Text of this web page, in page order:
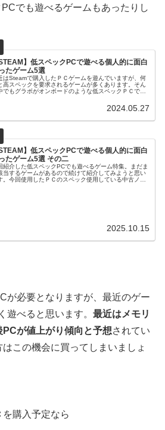
でも遊べるゲームもあったりし
STEAM】低スペックPCで遊べる個人的に面白
たゲーム5選
はSteamで購入したＰＣゲームを遊んでいますが、何
高スペックを要求されるゲームが多くあります。そん
でもグラボがオンボードのような低スペックＰＣでも
2024.05.27
STEAM】低スペックPCで遊べる個人的に面白
たゲーム5選 その二
紹介した低スペックPCでも遊べるゲーム特集。まだま
当するゲームがあるので続けて紹介してみようと思い
。今回使用したＰＣのスペック使用している中古ノー
2025.10.15
が必要となりますが、最近のゲー
遊べると思います。 最近はメモリ
が値上がり傾向と予想されてい
この機会に買ってしまいましょ
購入予定なら